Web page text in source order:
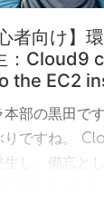
者向け】
：Cloud9
the EC2
部の黒田で
りですね。
生し、備忘と